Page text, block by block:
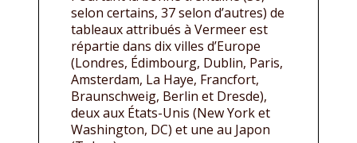
selon certains, 37 selon d’autres) de
tableaux attribués à Vermeer est
répartie dans dix villes d’Europe
(Londres, Édimbourg, Dublin, Paris,
Amsterdam, La Haye, Francfort,
Braunschweig, Berlin et Dresde),
deux aux États-Unis (New York et
Washington, DC) et une au Japon